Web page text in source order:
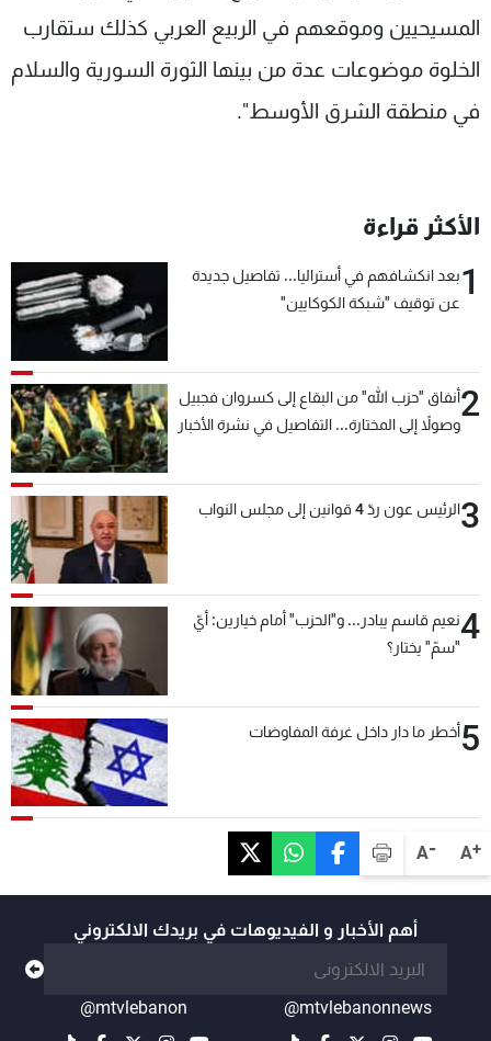
A+
A-
المسيحيين وموقعهم في الربيع العربي كذلك ستقارب
الخلوة موضوعات عدة من بينها الثورة السورية والسلام
في منطقة الشرق الأوسط".
الأكثر قراءة
1بعد انكشافهم في أستراليا... تفاصيل جديدة
عن توقيف "شبكة الكوكايين"
2أنفاق "حزب الله" من البقاع إلى كسروان فجبيل
وصولاً إلى المختارة... التفاصيل في نشرة الأخبار
3الرئيس عون ردّ 4 قوانين إلى مجلس النواب
4نعيم قاسم يبادر... و"الحزب" أمام خيارين: أيّ
"سمّ" يختار؟
5أخطر ما دار داخل غرفة المفاوضات
أهم الأخبار و الفيديوهات في بريدك الالكتروني
@mtvlebanonnews
@mtvlebanon